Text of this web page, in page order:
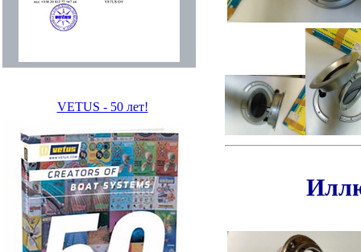
VETUS - 50 лет!